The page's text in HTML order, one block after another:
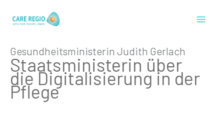
Inhalt
Gesundheitsministerin Judith Gerlach
Staatsministerin über
die Digitalisierung in der
Pflege